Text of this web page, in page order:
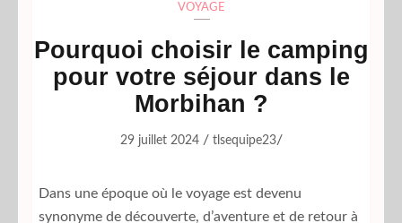
VOYAGE
Pourquoi choisir le camping
pour votre séjour dans le
Morbihan ?
29 juillet 2024/ tlsequipe23/
Dans une époque où le voyage est devenu
synonyme de découverte, d’aventure et de retour à